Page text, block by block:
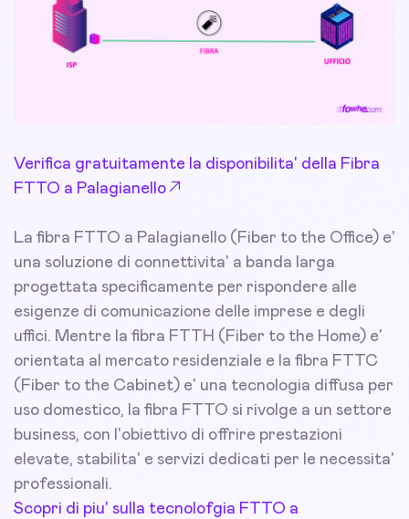
Verifica gratuitamente la disponibilita' della Fibra
FTTO a Palagianello
La fibra FTTO a Palagianello (Fiber to the Office) e'
una soluzione di connettivita' a banda larga
progettata specificamente per rispondere alle
esigenze di comunicazione delle imprese e degli
uffici. Mentre la fibra FTTH (Fiber to the Home) e'
orientata al mercato residenziale e la fibra FTTC
(Fiber to the Cabinet) e' una tecnologia diffusa per
uso domestico, la fibra FTTO si rivolge a un settore
business, con l'obiettivo di offrire prestazioni
elevate, stabilita' e servizi dedicati per le necessita'
professionali.
Scopri di piu' sulla tecnolofgia FTTO a